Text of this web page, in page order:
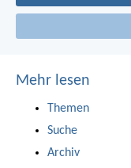
Mehr lesen
Themen
Suche
Archiv